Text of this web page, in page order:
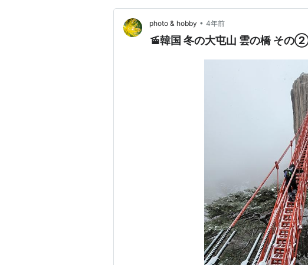
photo & hobby • 4年前
🚡韓国 冬の大屯山 雲の橋 その